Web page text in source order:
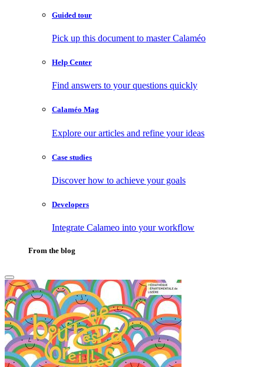
Guided tour
Pick up this document to master Calaméo
Help Center
Find answers to your questions quickly
Calaméo Mag
Explore our articles and refine your ideas
Case studies
Discover how to achieve your goals
Developers
Integrate Calameo into your workflow
From the blog